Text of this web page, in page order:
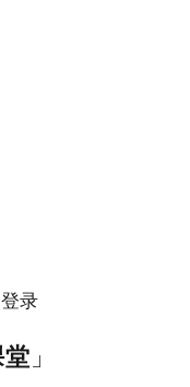
录
」